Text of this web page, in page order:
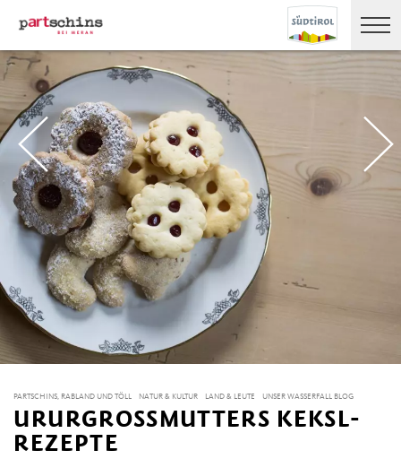
PARTSCHINS, RABLAND UND TÖLL NATUR & KULTUR LAND & LEUTE UNSER WASSERFALL BLOG
URURGROSSMUTTERS KEKSL-R
EZEPTE